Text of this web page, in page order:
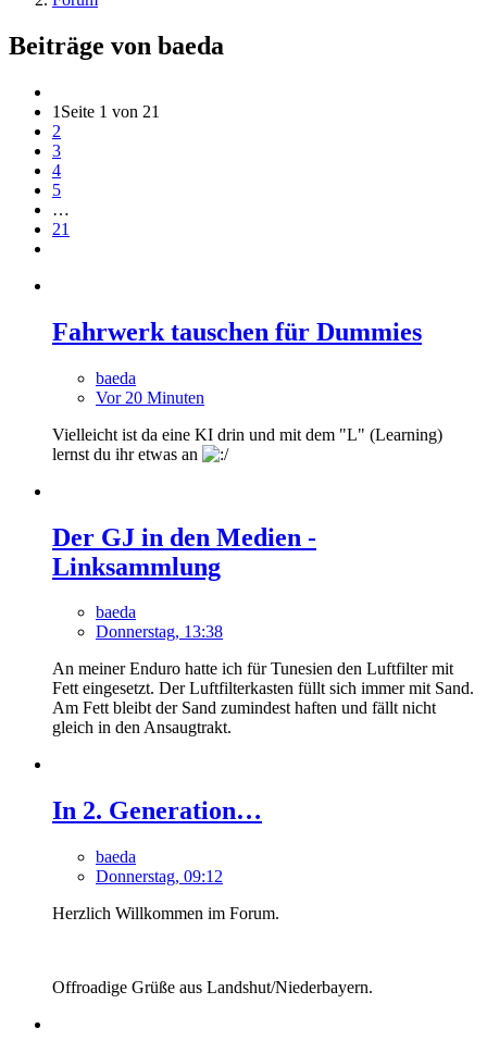
Beiträge von baeda
1 Seite 1 von 21
2
3
4
5
…
21
Fahrwerk tauschen für Dummies
baeda
Vor 20 Minuten
Vielleicht ist da eine KI drin und mit dem "L" (Learning)
lernst du ihr etwas an
Der GJ in den Medien -
Linksammlung
baeda
Donnerstag, 13:38
An meiner Enduro hatte ich für Tunesien den Luftfilter mit
Fett eingesetzt. Der Luftfilterkasten füllt sich immer mit Sand.
Am Fett bleibt der Sand zumindest haften und fällt nicht
gleich in den Ansaugtrakt.
In 2. Generation…
baeda
Donnerstag, 09:12
Herzlich Willkommen im Forum.
Offroadige Grüße aus Landshut/Niederbayern.